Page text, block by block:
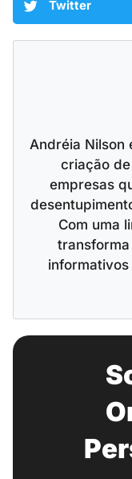
Twitter
Andréia Nilson
criação
empresas
Com uma